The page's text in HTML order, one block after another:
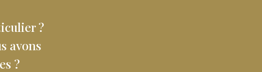
?
avons
?